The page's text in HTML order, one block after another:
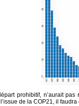
prohibitif, n’aurait
de la COP21, il